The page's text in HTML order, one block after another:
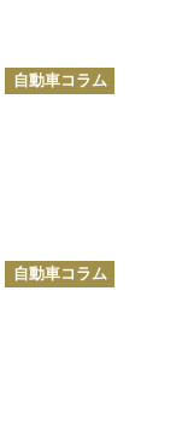
カ
テ
自動車コラム
カ
テ
自動車コラム